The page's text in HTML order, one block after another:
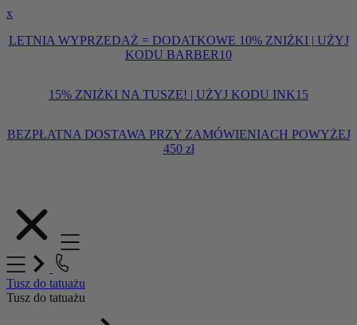
x
LETNIA WYPRZEDAŻ = DODATKOWE 10% ZNIŻKI | UŻYJ
KODU BARBER10
15% ZNIŻKI NA TUSZE! | UŻYJ KODU INK15
BEZPŁATNA DOSTAWA PRZY ZAMÓWIENIACH POWYŻEJ
450 zł
Tusz do tatuażu
Tusz do tatuażu